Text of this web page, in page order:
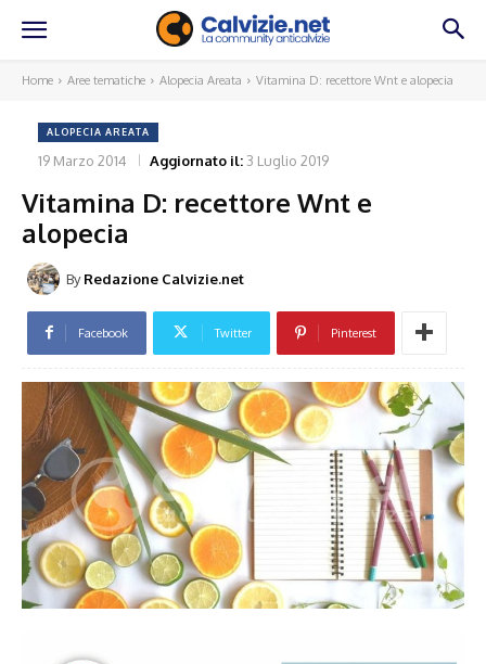
Home Aree tematiche Alopecia Areata Vitamina D: recettore Wnt e alopecia
ALOPECIA AREATA
19 Marzo 2014 Aggiornato il: 3 Luglio 2019
Vitamina D: recettore Wnt e
alopecia
By Redazione Calvizie.net
Facebook Twitter Pinterest